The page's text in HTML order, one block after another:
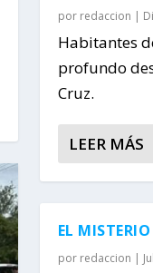
por redaccion |
Habitantes
profundo
Cruz.
LEER MÁS
EL
por redaccion |